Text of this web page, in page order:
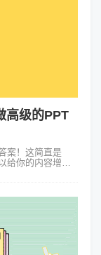
高级的PPT
案！这简直是
给你的内容增添